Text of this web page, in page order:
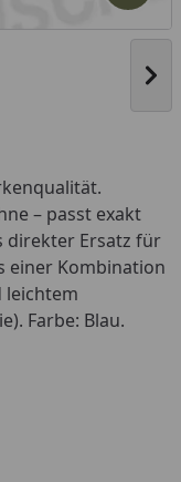
– passt exakt
direkter Ersatz für
einer Kombination
leichtem
Farbe: Blau.